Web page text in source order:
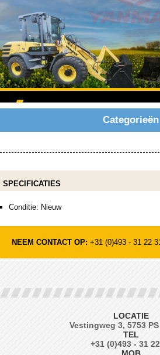
Categorieën
SPECIFICATIES
Conditie: Nieuw
NEEM CONTACT OP: +31 (0)493 - 31 22
LOCATIE
Vestingweg 3, 5753
TEL
+31 (0)493 - 31
MOB